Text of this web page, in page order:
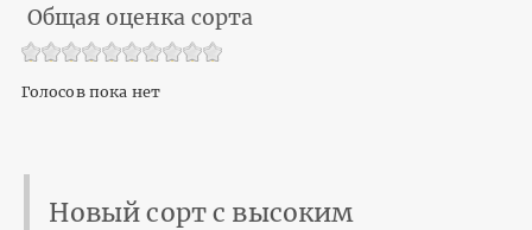
Общая оценка сорта
Голосов пока нет
Новый сорт с высоким